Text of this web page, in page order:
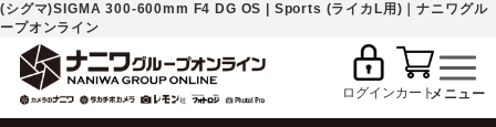
(シグマ)SIGMA 300-600mm F4 DG OS | Sports (ライカL用)｜ナニワグル
ープオンライン
ログインカート